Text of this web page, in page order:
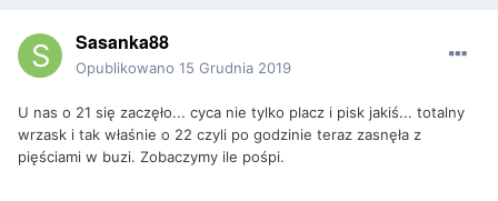
Sasanka88
Opublikowano 15 Grudnia 2019
U nas o 21 się zaczęło... cyca nie tylko placz i pisk jakiś... totalny
wrzask i tak właśnie o 22 czyli po godzinie teraz zasnęła z
pięściami w buzi. Zobaczymy ile pośpi.